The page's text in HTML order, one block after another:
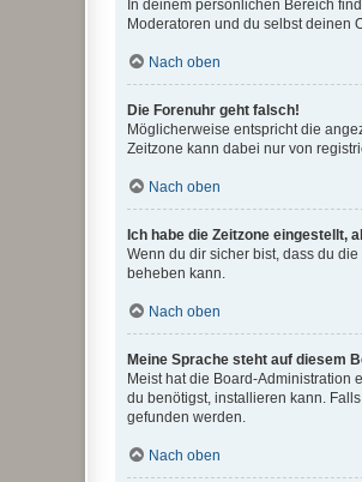
In deinem persönlichen Bereich
Moderatoren und du selbst deinen
Nach oben
Die Forenuhr geht falsch!
Möglicherweise entspricht die
Zeitzone kann dabei nur von
Nach oben
Ich habe die Zeitzone eingestellt,
Wenn du dir sicher bist, dass du
beheben kann.
Nach oben
Meine Sprache steht auf diesem
Meist hat die Board-Administration
du benötigst, installieren kann.
gefunden werden.
Nach oben